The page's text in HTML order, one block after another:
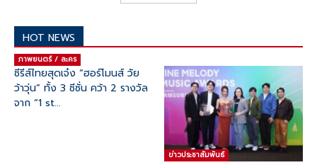
HOT NEWS
ภาพยนตร์ / ละคร
ซีรีส์ไทยสุดเจ๋ง “ฮอร์โมนส์ วัย
ว้าวุ่น” ทั้ง 3 ซีซั่น คว้า 2 รางวัล
จาก “1 st...
ข่าวประชาสัมพันธ์